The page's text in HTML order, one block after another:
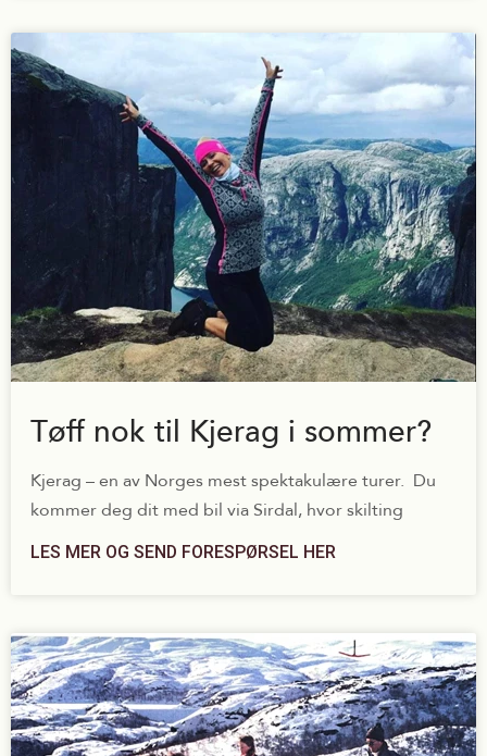
Tøff nok til Kjerag i sommer?
Kjerag – en av Norges mest spektakulære turer. Du
kommer deg dit med bil via Sirdal, hvor skilting
LES MER OG SEND FORESPØRSEL HER